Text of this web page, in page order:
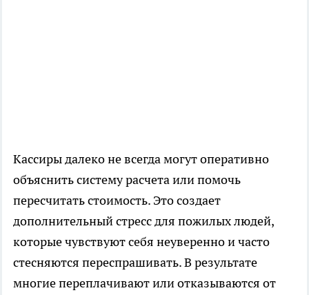
Кассиры далеко не всегда могут оперативно
объяснить систему расчета или помочь
пересчитать стоимость. Это создает
дополнительный стресс для пожилых людей,
которые чувствуют себя неуверенно и часто
стесняются переспрашивать. В результате
многие переплачивают или отказываются от